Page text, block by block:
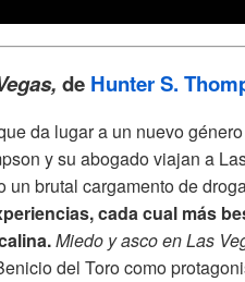
de Hunter S.
da lugar a un nuevo
y su abogado viajan a
un brutal cargamento de
cada cual más
Miedo y asco en Las
del Toro como